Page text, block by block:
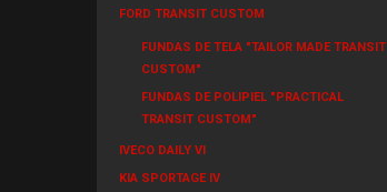
FORD TRANSIT CUSTOM
FUNDAS DE TELA "TAILOR MADE TRANSIT
CUSTOM"
FUNDAS DE POLIPIEL "PRACTICAL
TRANSIT CUSTOM"
IVECO DAILY VI
KIA SPORTAGE IV